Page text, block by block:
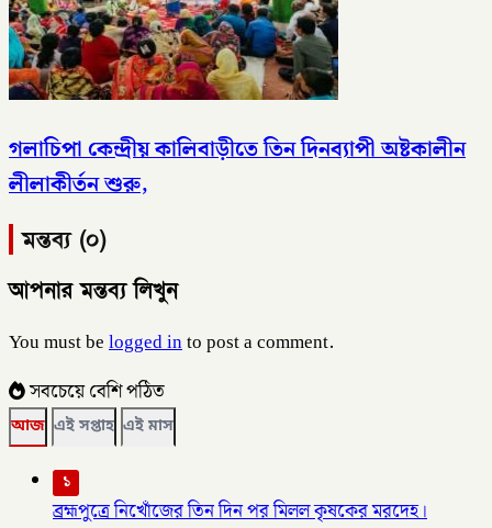
গলাচিপা কেন্দ্রীয় কালিবাড়ীতে তিন দিনব্যাপী অষ্টকালীন
লীলাকীর্তন শুরু,
মন্তব্য (০)
আপনার মন্তব্য লিখুন
You must belogged into post a comment.
সবচেয়ে বেশি পঠিত
আজ এই সপ্তাহ এই মাস
১
ব্রহ্মপুত্রে নিখোঁজের তিন দিন পর মিলল কৃষকের মরদেহ।